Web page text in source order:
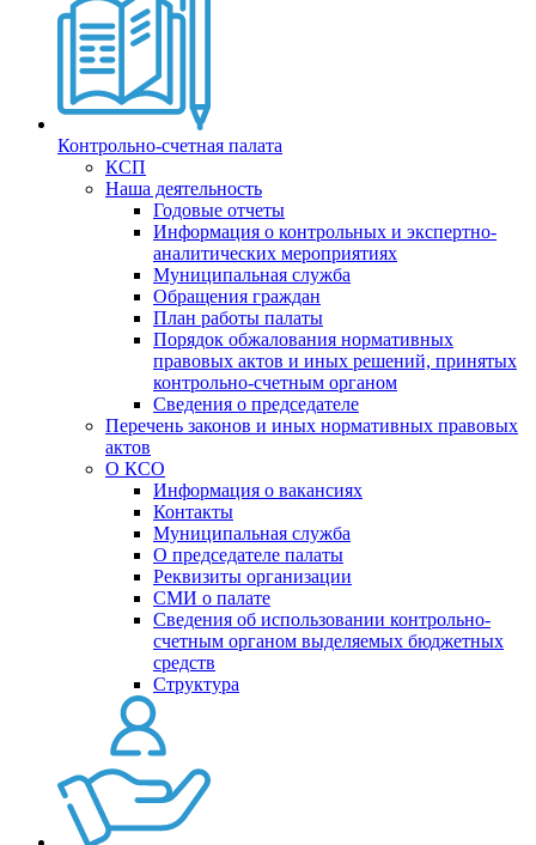
Контрольно-счетная палата
КСП
Наша деятельность
Годовые отчеты
Информация о контрольных и экспертно-
аналитических мероприятиях
Муниципальная служба
Обращения граждан
План работы палаты
Порядок обжалования нормативных
правовых актов и иных решений, принятых
контрольно-счетным органом
Сведения о председателе
Перечень законов и иных нормативных правовых
актов
О КСО
Информация о вакансиях
Контакты
Муниципальная служба
О председателе палаты
Реквизиты организации
СМИ о палате
Сведения об использовании контрольно-
счетным органом выделяемых бюджетных
средств
Структура